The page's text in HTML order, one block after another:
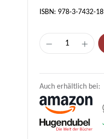
ISBN: 978-3-7432-
Produkt
Auch erhältlich bei: